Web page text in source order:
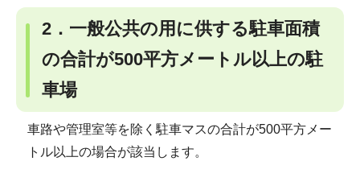
2．一般公共の用に供する駐車面積
の合計が500平方メートル以上の駐
車場
車路や管理室等を除く駐車マスの合計が500平方メー
トル以上の場合が該当します。